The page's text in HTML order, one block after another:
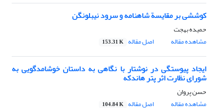
کوششی بر مقایسة شاهنامه و سرود نیبلونگن
حمیده بهجت
مشاهده مقاله
اصل مقاله 153.31 K
ایجاد پیوستگی در نوشتار با نگاهی به داستان خوشامدگویی به
شورای نظارت اثر پتر هاندکه
حسن پروان
مشاهده مقاله
اصل مقاله 104.84 K